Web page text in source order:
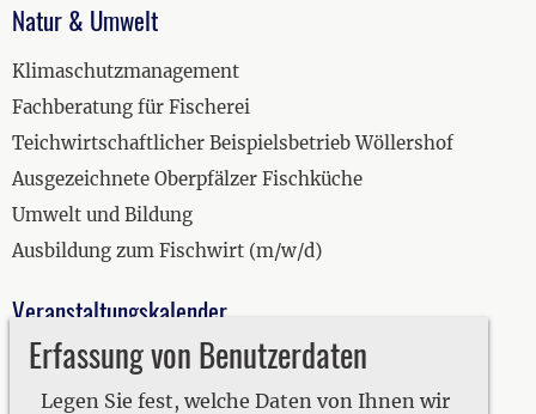
Erfassung von Benutzerdaten
Legen Sie fest, welche Daten von Ihnen wir
Natur & Umwelt
Klimaschutzmanagement
Fachberatung für Fischerei
Teichwirtschaftlicher Beispielsbetrieb Wöllershof
Ausgezeichnete Oberpfälzer Fischküche
Umwelt und Bildung
Ausbildung zum Fischwirt (m/w/d)
Veranstaltungskalender
2019
2020